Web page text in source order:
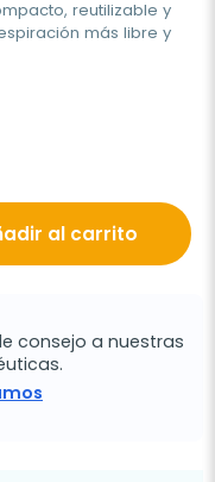
reutilizable y
más libre y
al carrito
consejo a nuestras